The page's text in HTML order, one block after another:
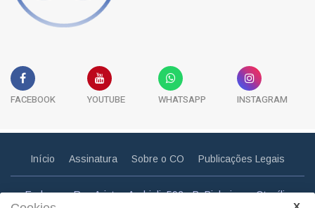
FACEBOOK YOUTUBE WHATSAPP INSTAGRAM
Início Assinatura Sobre o CO Publicações Legais
Endereço: Rua Aristeu Andrioli, 592 - B. Pinheiros - Otacílio